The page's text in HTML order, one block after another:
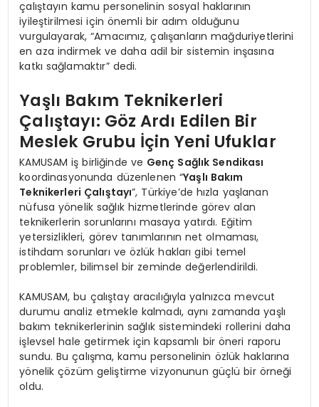
çalıştayın kamu personelinin sosyal haklarının
iyileştirilmesi için önemli bir adım olduğunu
vurgulayarak, “Amacımız, çalışanların mağduriyetlerini
en aza indirmek ve daha adil bir sistemin inşasına
katkı sağlamaktır” dedi.
Yaşlı Bakım Teknikerleri
Çalıştayı: Göz Ardı Edilen Bir
Meslek Grubu İçin Yeni Ufuklar
KAMUSAM iş birliğinde ve Genç Sağlık Sendikası
koordinasyonunda düzenlenen “Yaşlı Bakım
Teknikerleri Çalıştayı”, Türkiye’de hızla yaşlanan
nüfusa yönelik sağlık hizmetlerinde görev alan
teknikerlerin sorunlarını masaya yatırdı. Eğitim
yetersizlikleri, görev tanımlarının net olmaması,
istihdam sorunları ve özlük hakları gibi temel
problemler, bilimsel bir zeminde değerlendirildi.
KAMUSAM, bu çalıştay aracılığıyla yalnızca mevcut
durumu analiz etmekle kalmadı, aynı zamanda yaşlı
bakım teknikerlerinin sağlık sistemindeki rollerini daha
işlevsel hale getirmek için kapsamlı bir öneri raporu
sundu. Bu çalışma, kamu personelinin özlük haklarına
yönelik çözüm geliştirme vizyonunun güçlü bir örneği
oldu.